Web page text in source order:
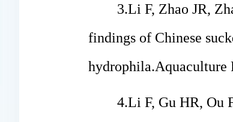
3.Li F, Zhao JR,
findings of Chinese
hydrophila.Aquaculture
4.Li F, Gu HR, Ou